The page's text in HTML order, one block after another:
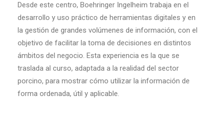
Desde este centro, Boehringer Ingelheim trabaja en el
desarrollo y uso práctico de herramientas digitales y en
la gestión de grandes volúmenes de información, con el
objetivo de facilitar la toma de decisiones en distintos
ámbitos del negocio. Esta experiencia es la que se
traslada al curso, adaptada a la realidad del sector
porcino, para mostrar cómo utilizar la información de
forma ordenada, útil y aplicable.